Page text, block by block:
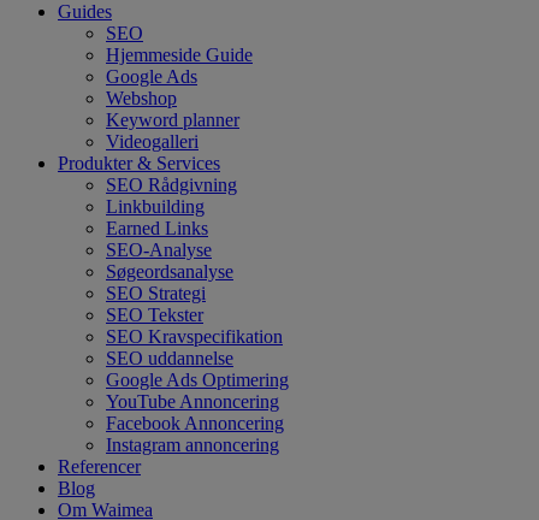
Guides
SEO
Hjemmeside Guide
Google Ads
Webshop
Keyword planner
Videogalleri
Produkter & Services
SEO Rådgivning
Linkbuilding
Earned Links
SEO-Analyse
Søgeordsanalyse
SEO Strategi
SEO Tekster
SEO Kravspecifikation
SEO uddannelse
Google Ads Optimering
YouTube Annoncering
Facebook Annoncering
Instagram annoncering
Referencer
Blog
Om Waimea